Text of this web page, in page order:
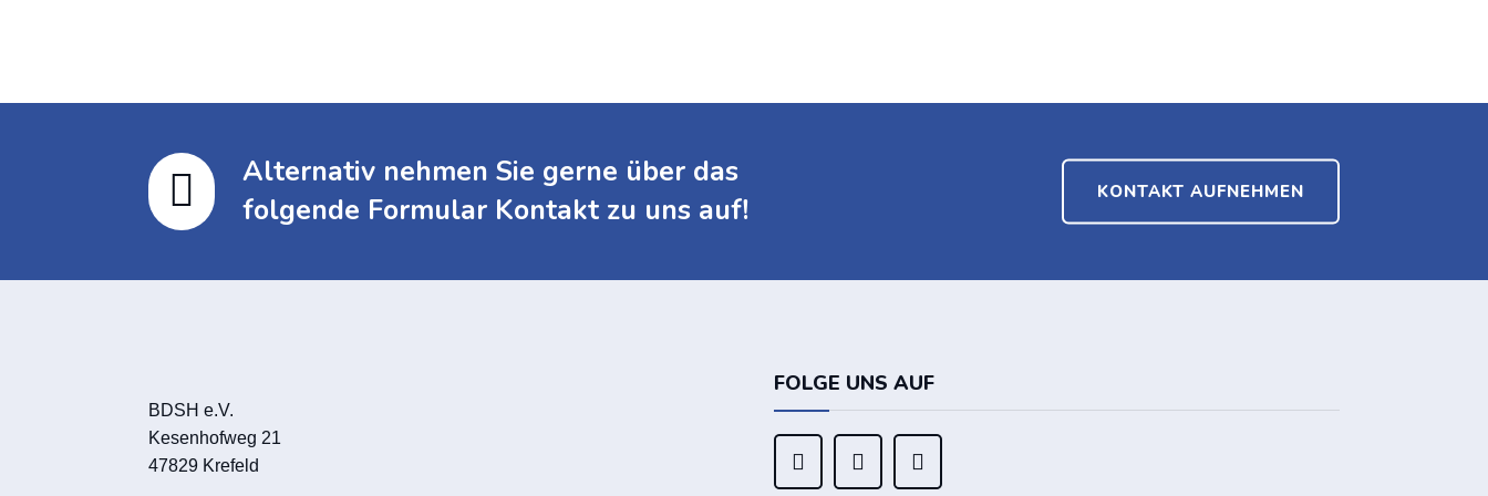

Alternativ nehmen Sie gerne über das
folgende Formular Kontakt zu uns auf!
KONTAKT AUFNEHMEN
BDSH e.V.
Kesenhofweg 21
47829 Krefeld
FOLGE UNS AUF
  